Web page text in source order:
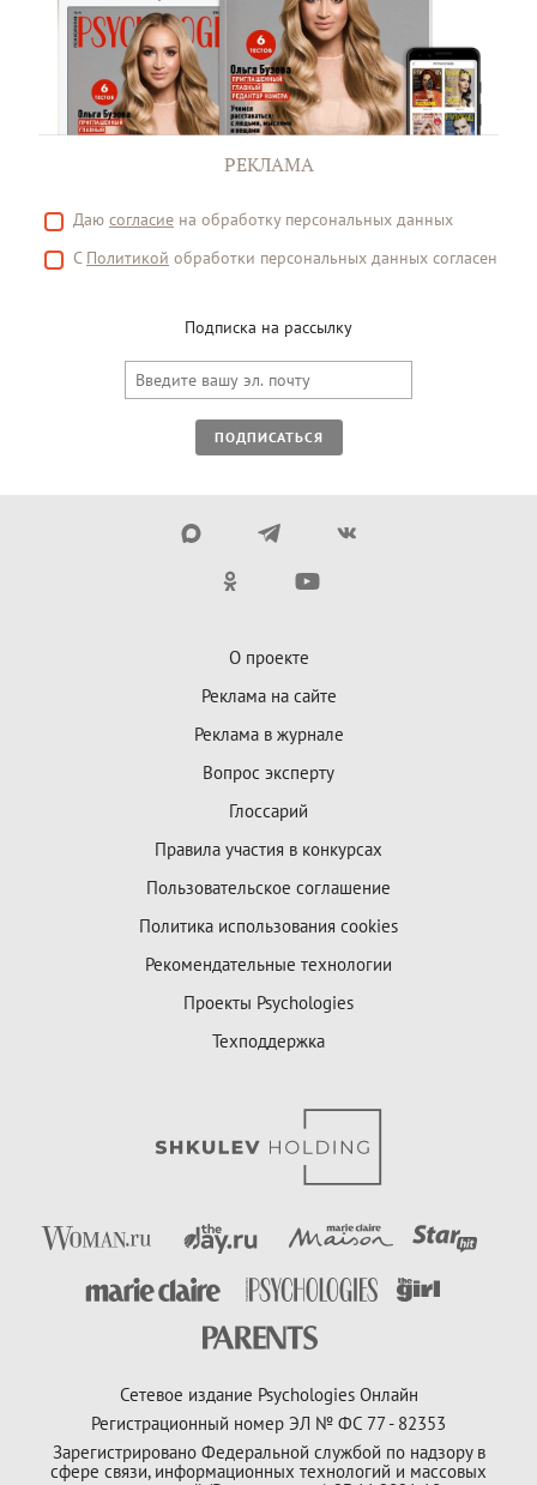
РЕКЛАМА
Даю согласие на обработку персональных данных
С Политикой обработки персональных данных согласен
Подписка на рассылку
ПОДПИСАТЬСЯ
О проекте
Реклама на сайте
Реклама в журнале
Вопрос эксперту
Глоссарий
Правила участия в конкурсах
Пользовательское соглашение
Политика использования cookies
Рекомендательные технологии
Проекты Psychologies
Техподдержка
Сетевое издание Psychologies Онлайн
Регистрационный номер ЭЛ № ФС 77 - 82353
Зарегистрировано Федеральной службой по надзору в
сфере связи, информационных технологий и массовых